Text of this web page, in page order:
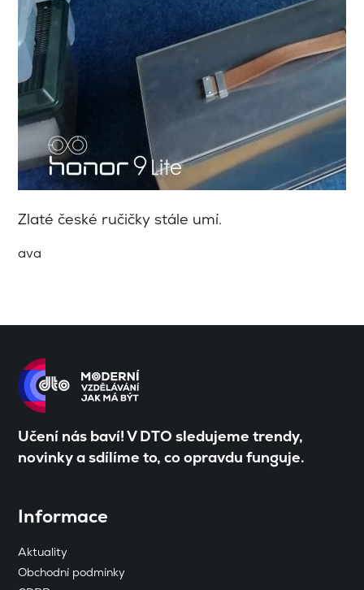
Zlaté české ručičky stále umí.
ava
Učení nás baví! V DTO sledujeme trendy,
novinky a sdílíme to, co opravdu funguje.
Informace
Aktuality
Obchodní podmínky